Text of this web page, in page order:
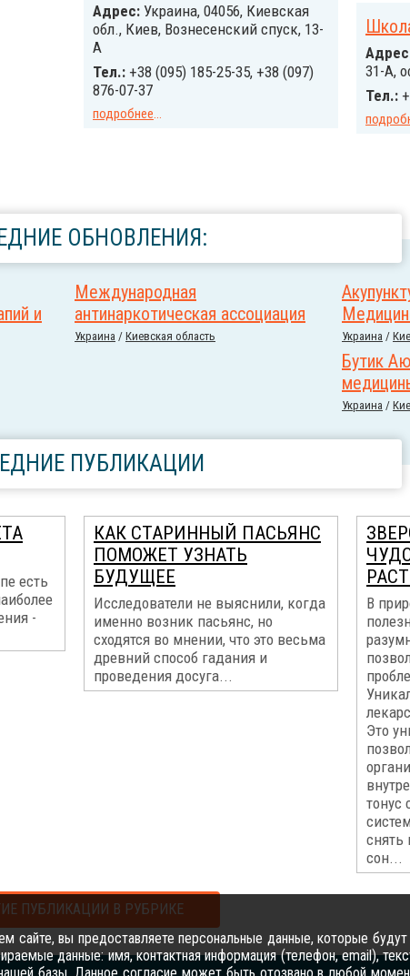
Адрес: Украина, 04056, Киевская
обл., Киев, Вознесенcкий спуск, 13-
А
Тел.: +38 (095) 185-25-35, +38 (097)
876-07-37
подробнее...
31-А,
Тел.:
ОБНОВЛЕНИЯ:
и
Международная
антинаркотическая ассоциация
Украина / Киевская область Украина /
Бутик
Украина /
ПУБЛИКАЦИИ
есть
-
КАК СТАРИННЫЙ ПАСЬЯНС
ПОМОЖЕТ УЗНАТЬ
БУДУЩЕЕ
Исследователи не выяснили, когда
именно возник пасьянс, но
сходятся во мнении, что это весьма
древний способ гадания и
проведения досуга...
В
Это
тонус
снять
сон...
ПУБЛИКАЦИИ В РУБРИКЕ
вы предоставляете персональные данные, которые будут
данные: имя, контактная информация (телефон, email),